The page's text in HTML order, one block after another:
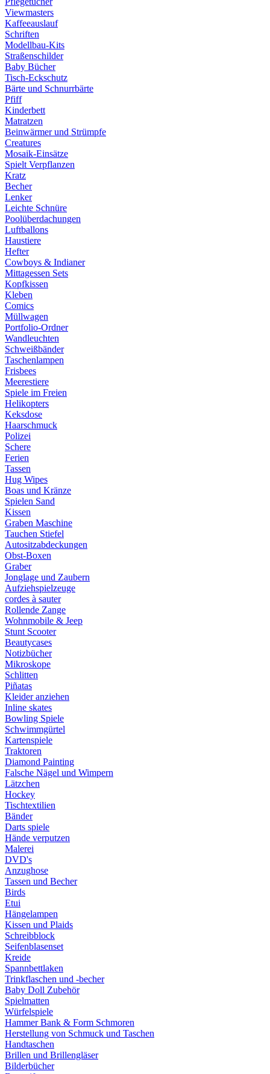
Viewmasters
Kaffeeauslauf
Schriften
Modellbau-Kits
Straßenschilder
Baby Bücher
Tisch-Eckschutz
Bärte und Schnurrbärte
Pfiff
Kinderbett
Matratzen
Beinwärmer und Strümpfe
Creatures
Mosaik-Einsätze
Spielt Verpflanzen
Kratz
Becher
Lenker
Leichte Schnüre
Poolüberdachungen
Luftballons
Haustiere
Hefter
Cowboys & Indianer
Mittagessen Sets
Kopfkissen
Kleben
Comics
Müllwagen
Portfolio-Ordner
Wandleuchten
Schweißbänder
Taschenlampen
Frisbees
Meerestiere
Spiele im Freien
Helikopters
Keksdose
Haarschmuck
Polizei
Schere
Ferien
Tassen
Hug Wipes
Boas und Kränze
Spielen Sand
Kissen
Graben Maschine
Tauchen Stiefel
Autositzabdeckungen
Obst-Boxen
Graber
Jonglage und Zaubern
Aufziehspielzeuge
cordes à sauter
Rollende Zange
Wohnmobile & Jeep
Stunt Scooter
Beautycases
Notizbücher
Mikroskope
Schlitten
Piñatas
Kleider anziehen
Inline skates
Bowling Spiele
Schwimmgürtel
Kartenspiele
Traktoren
Diamond Painting
Falsche Nägel und Wimpern
Lätzchen
Hockey
Tischtextilien
Bänder
Darts spiele
Hände verputzen
Malerei
DVD's
Anzughose
Tassen und Becher
Birds
Etui
Hängelampen
Kissen und Plaids
Schreibblock
Seifenblasenset
Kreide
Spannbettlaken
Trinkflaschen und -becher
Baby Doll Zubehör
Spielmatten
Würfelspiele
Hammer Bank & Form Schmoren
Herstellung von Schmuck und Taschen
Handtaschen
Brillen und Brillengläser
Bilderbücher